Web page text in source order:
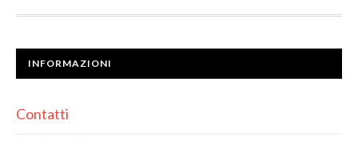
INFORMAZIONI
Contatti